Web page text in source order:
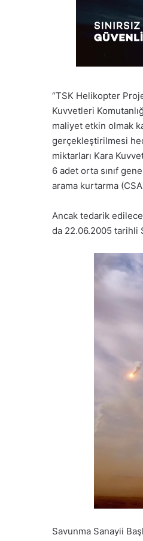
“TSK Helikopter
Kuvvetleri
maliyet etkin olmak
gerçekleştirilmesi
miktarları Kara
6 adet orta sınıf
arama kurtarma
Ancak tedarik
da 22.06.2005 tarihli
Savunma Sanayii